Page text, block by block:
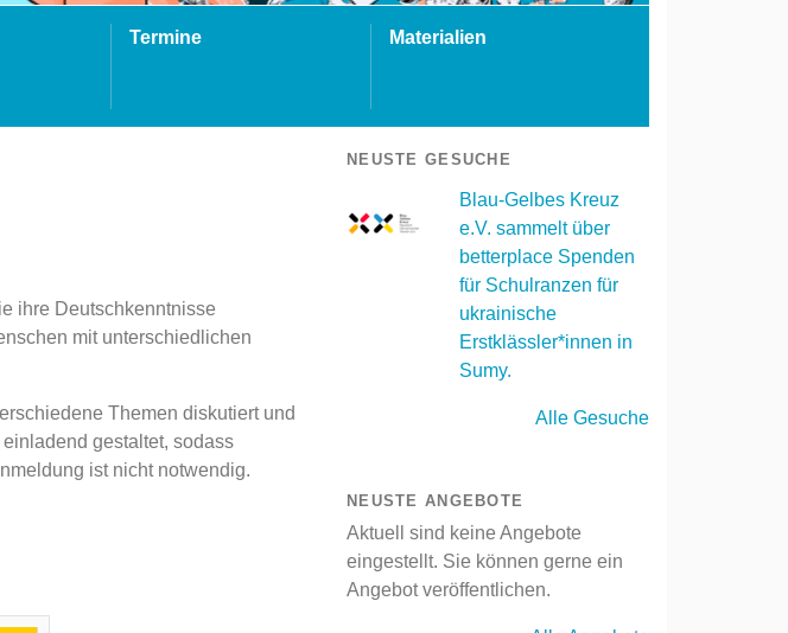
Termine Materialien
ihre Deutschkenntnisse
mit unterschiedlichen
Themen diskutiert und
gestaltet, sodass
ist nicht notwendig.
NEUSTE GESUCHE
Blau-Gelbes Kreuz
e.V. sammelt über
betterplace Spenden
für Schulranzen für
ukrainische
Erstklässler*innen in
Sumy.
Alle Gesuche
NEUSTE ANGEBOTE
Aktuell sind keine Angebote
eingestellt. Sie können gerne ein
Angebot veröffentlichen.